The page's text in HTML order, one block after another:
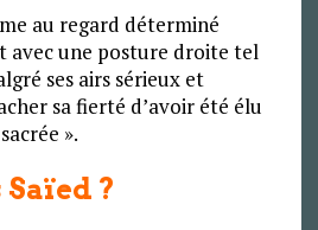
au regard déterminé
avec une posture droite tel
ses airs sérieux et
sa fierté d’avoir été élu
».
?